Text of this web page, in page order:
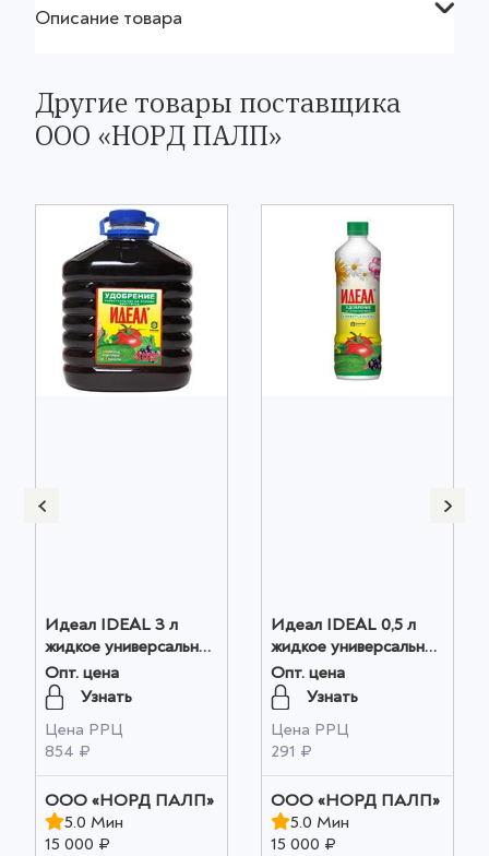
Описание товара
Другие товары поставщика
ООО «НОРД ПАЛП»
Идеал IDEAL 3 л
жидкое универсальное
удобрение на основе
биогумуса для овощей
и цветов оптом
Опт. цена
Узнать
Цена РРЦ
854 ₽
ООО «НОРД ПАЛП»
5.0 Мин
15 000 ₽
Идеал IDEAL 0,5 л
жидкое универсальное
удобрение на основе
биогумуса для овощей
и цветов оптом
Опт. цена
Узнать
Цена РРЦ
291 ₽
ООО «НОРД ПАЛП»
5.0 Мин
15 000 ₽